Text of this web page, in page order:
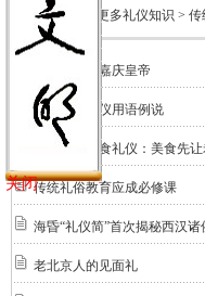
位置：首页 > 更多礼仪知识 >
跪拜礼节与嘉庆皇帝
中国古代礼仪用语例说
中国传统饮食礼仪：美食先
传统礼俗教育应成必修课
海昏“礼仪简”首次揭秘西汉
老北京人的见面礼
关闭